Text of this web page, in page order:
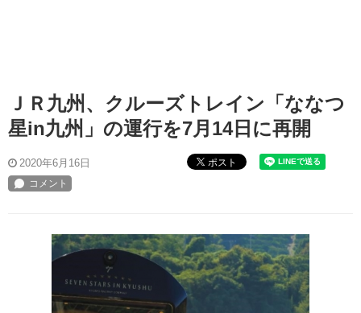
ＪＲ九州、クルーズトレイン「ななつ
星in九州」の運行を7月14日に再開
2020年6月16日 ポスト